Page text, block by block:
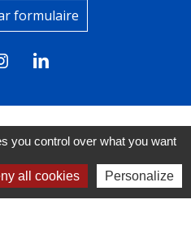
formulaire
you control over what you want
all cookies Personalize